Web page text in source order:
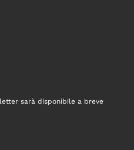
sarà disponibile a breve